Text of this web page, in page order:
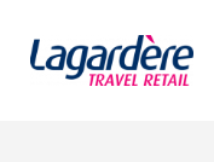
Към съдържанието